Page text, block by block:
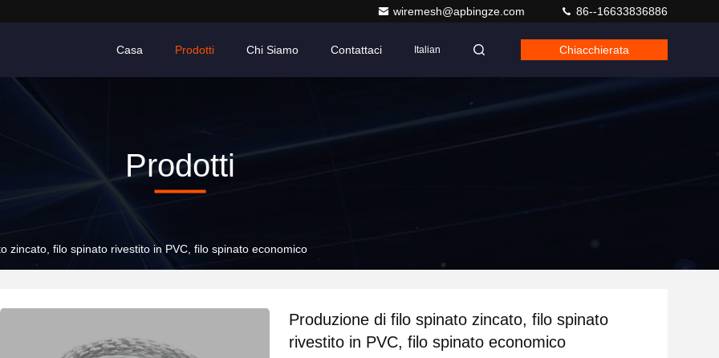
wiremesh@apbingze.com 86--16633836886
Casa Prodotti Chi Siamo Contattaci Italian Chiacchierata
Prodotti
zincato, filo spinato rivestito in PVC, filo spinato economico
Produzione di filo spinato zincato, filo spinato
rivestito in PVC, filo spinato economico